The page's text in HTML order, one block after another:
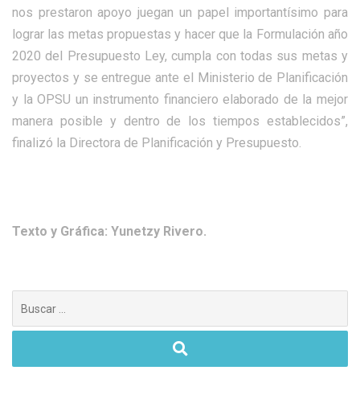
nos prestaron apoyo juegan un papel importantísimo para
lograr las metas propuestas y hacer que la Formulación año
2020 del Presupuesto Ley, cumpla con todas sus metas y
proyectos y se entregue ante el Ministerio de Planificación
y la OPSU un instrumento financiero elaborado de la mejor
manera posible y dentro de los tiempos establecidos”,
finalizó la Directora de Planificación y Presupuesto.
Texto y Gráfica: Yunetzy Rivero.